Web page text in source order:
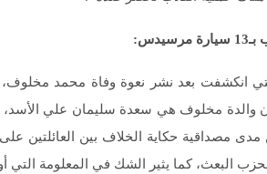
:
انكشفت بعد نشر نعوة وفاة محمد
أن والدة مخلوف هي سعدة سليمان علي
مصداقية حكاية الخلاف بين العائلتين
البعث، كما يثير الشك في المعلومة